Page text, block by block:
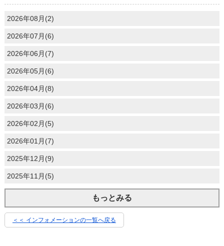
2026年08月(2)
2026年07月(6)
2026年06月(7)
2026年05月(6)
2026年04月(8)
2026年03月(6)
2026年02月(5)
2026年01月(7)
2025年12月(9)
2025年11月(5)
もっとみる
＜＜ インフォメーションの一覧へ戻る